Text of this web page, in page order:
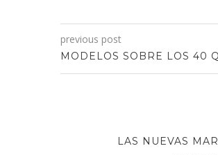
previous post
MODELOS SOBRE LOS 40
LAS NUEVAS